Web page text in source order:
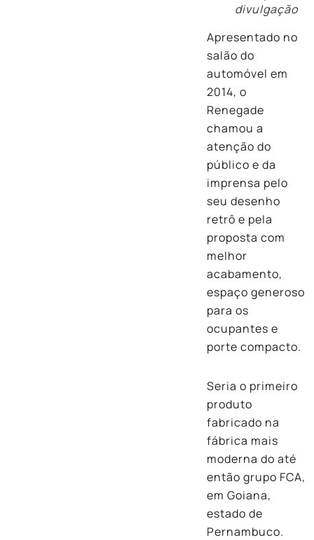
divulgação
Apresentado no
salão do
automóvel em
2014, o
Renegade
chamou a
atenção do
público e da
imprensa pelo
seu desenho
retrô e pela
proposta com
melhor
acabamento,
espaço generoso
para os
ocupantes e
porte compacto.
Seria o primeiro
produto
fabricado na
fábrica mais
moderna do até
então grupo FCA,
em Goiana,
estado de
Pernambuco.